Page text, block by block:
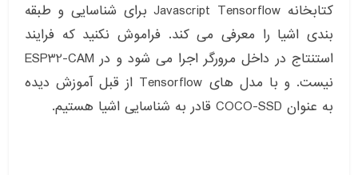
کتابخانه Javascript Tensorflow برای شناسایی و طبقه
بندی اشیا را معرفی می کند. فراموش نکنید که فرایند
استنتاج در داخل مرورگر اجرا می شود و در ESP32-CAM
نیست. و با مدل های Tensorflow از قبل آموزش دیده
به عنوان COCO-SSD قادر به شناسایی اشیا هستیم.